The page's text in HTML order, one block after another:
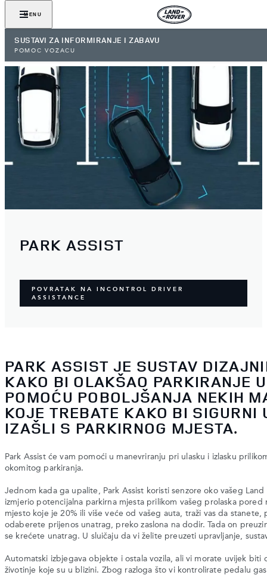
MENU
SUSTAVI ZA INFORMIRANJE I ZABAVU
POMOĆ VOZAČU
PARK ASSIST
POVRATAK NA INCONTROL DRIVER
ASSISTANCE
PARK ASSIST JE SUSTAV
KAKO BI OLAKŠAO PARKIRANJE
POMOĆU POBOLJŠANJA NEKIH
KOJE TREBATE KAKO BI SIGURNI
IZAŠLI S PARKIRNOG MJESTA.
Park Assist će vam pomoći u manevriranju pri ulasku i izlasku
okomitog parkiranja.
Jednom kada ga upalite, Park Assist koristi senzore oko vašeg Land
izmjerio potencijalna parkirna mjesta prilikom vašeg prolaska pored
mjesto koje je 20% ili više veće od vašeg auta, traži vas da stanete,
odaberete prijenos unatrag, preko zaslona na dodir. Tada on
se krećete unatrag. U sluičaju da vi želite preuzeti upravljanje,
Automatski izbjegava objekte i ostala vozila, ali vi morate uvijek biti
životinje koje su u blizini. Zbog razloga što vi kontrolirate pedalu